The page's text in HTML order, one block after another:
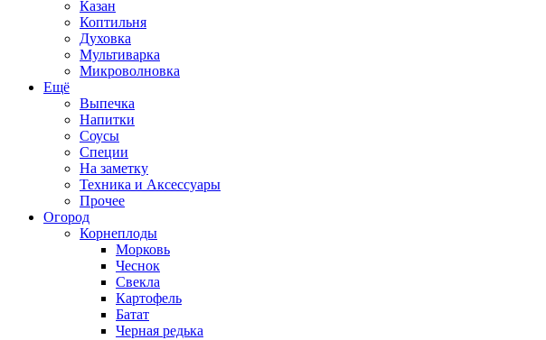
Казан
Коптильня
Духовка
Мультиварка
Микроволновка
Ещё
Выпечка
Напитки
Соусы
Специи
На заметку
Техника и Аксессуары
Прочее
Огород
Корнеплоды
Морковь
Чеснок
Свекла
Картофель
Батат
Черная редька